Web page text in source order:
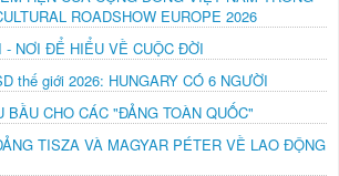
ROADSHOW EUROPE 2026
- NƠI ĐỂ HIỂU VỀ CUỘC ĐỜI
thế giới 2026: HUNGARY CÓ 6 NGƯỜI
BẦU CHO CÁC "ĐẢNG TOÀN QUỐC"
TISZA VÀ MAGYAR PÉTER VỀ LAO ĐỘNG